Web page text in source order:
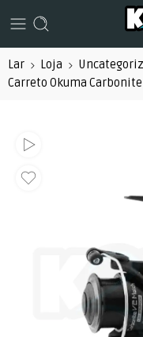
Lar Loja
Carreto Okuma Carbonite